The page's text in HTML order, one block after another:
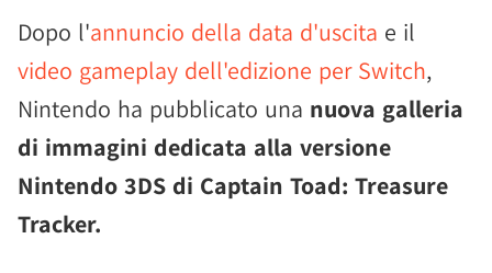
Dopo l'annuncio della data d'uscita e il
video gameplay dell'edizione per Switch,
Nintendo ha pubblicato una nuova galleria
di immagini dedicata alla versione
Nintendo 3DS di Captain Toad: Treasure
Tracker.